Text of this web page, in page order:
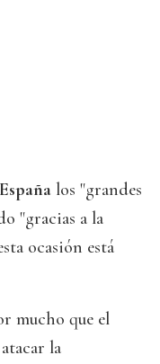
España los "grandes
"gracias a la
ocasión está
mucho que el
la